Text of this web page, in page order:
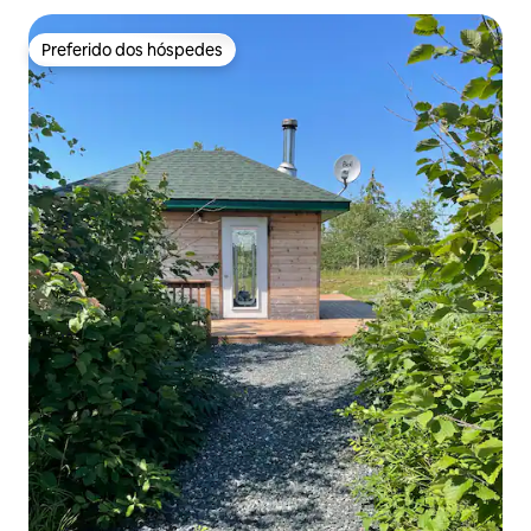
Preferido dos hóspedes
Preferido dos hóspedes